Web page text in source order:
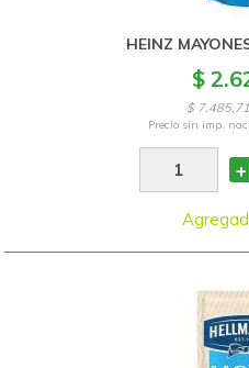
HEINZ
$
$
Precio sin imp.
+